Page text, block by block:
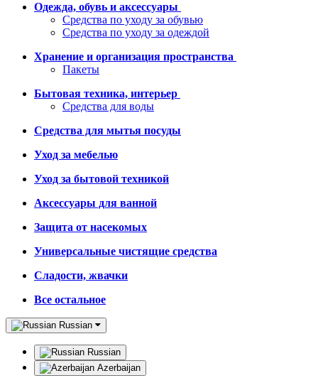
Одежда, обувь и аксессуары
Средства по уходу за обувью
Средства по уходу за одеждой
Хранение и организация пространства
Пакеты
Бытовая техника, интерьер
Средства для воды
Средства для мытья посуды
Уход за мебелью
Уход за бытовой техникой
Аксессуары для ванной
Защита от насекомых
Универсальные чистящие средства
Сладости, жвачки
Все остальное
Russian
Russian
Azerbaijan